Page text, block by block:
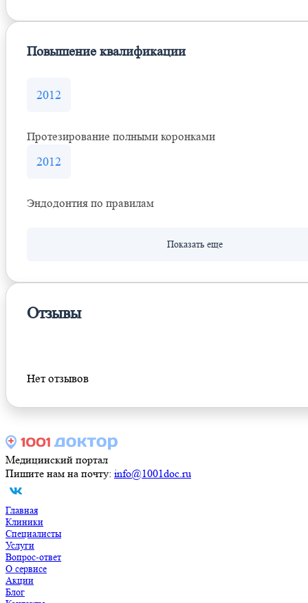
Повышение квалификации
2012
Протезирование полными коронками
2012
Эндодонтия по правилам
Отзывы
Нет отзывов
Медицинский портал
Пишите нам на почту: info@1001doc.ru
Главная
Клиники
Специалисты
Услуги
Вопрос-ответ
О сервисе
Акции
Блог